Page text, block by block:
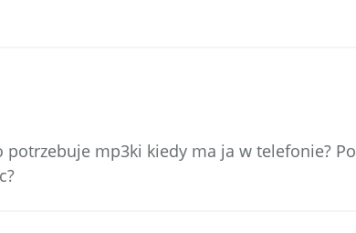
mp3ki kiedy ma ja w telefonie? Po